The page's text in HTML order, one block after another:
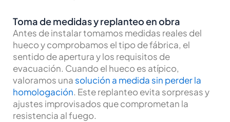
Toma de medidas y replanteo en obra
Antes de instalar tomamos medidas reales del
hueco y comprobamos el tipo de fábrica, el
sentido de apertura y los requisitos de
evacuación. Cuando el hueco es atípico,
valoramos una solución a medida sin perder la
homologación. Este replanteo evita sorpresas y
ajustes improvisados que comprometan la
resistencia al fuego.